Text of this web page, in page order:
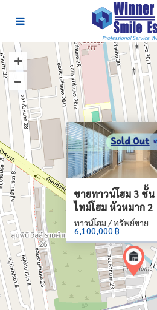
ขายทาวน์โฮม 3 ชั้
ไทม์โฮม หัวหมาก 2
ทาวน์โฮม / ทรัพย์ขาย
6,100,000 ฿